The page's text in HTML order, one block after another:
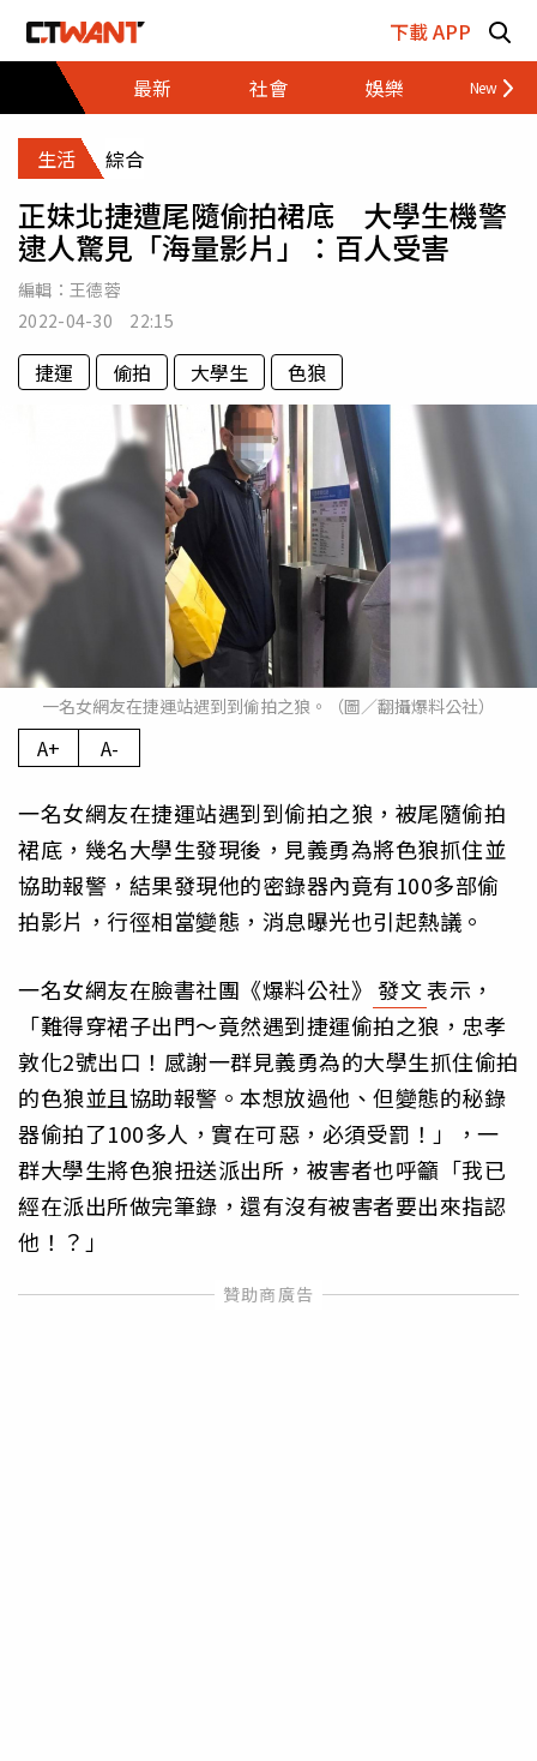
下載 APP
最新
社會 娛樂 財經
生活 綜合
正妹北捷遭尾隨偷拍裙底 大學生機警
逮人驚見「海量影片」：百人受害
編輯： 王德蓉
2022-04-30 22:15
捷運 偷拍 大學生 色狼
一名女網友在捷運站遇到到偷拍之狼。（圖／翻攝爆料公社）
A+ A-
一名女網友在捷運站遇到到偷拍之狼，被尾隨偷拍
裙底，幾名大學生發現後，見義勇為將色狼抓住並
協助報警，結果發現他的密錄器內竟有100多部偷
拍影片，行徑相當變態，消息曝光也引起熱議。
一名女網友在臉書社團《爆料公社》 發文表示，
「難得穿裙子出門～竟然遇到捷運偷拍之狼，忠孝
敦化2號出口！感謝一群見義勇為的大學生抓住偷拍
的色狼並且協助報警。本想放過他、但變態的秘錄
器偷拍了100多人，實在可惡，必須受罰！」，一
群大學生將色狼扭送派出所，被害者也呼籲「我已
經在派出所做完筆錄，還有沒有被害者要出來指認
他！？」